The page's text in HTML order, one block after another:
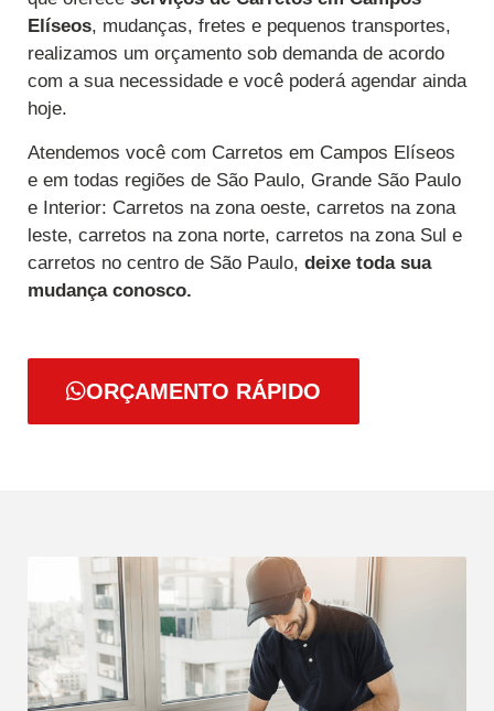
Elíseos, mudanças, fretes e pequenos transportes,
realizamos um orçamento sob demanda de acordo
com a sua necessidade e você poderá agendar ainda
hoje.
Atendemos você com Carretos em Campos Elíseos
e em todas regiões de São Paulo, Grande São Paulo
e Interior: Carretos na zona oeste, carretos na zona
leste, carretos na zona norte, carretos na zona Sul e
carretos no centro de São Paulo, deixe toda sua
mudança conosco.
ORÇAMENTO RÁPIDO